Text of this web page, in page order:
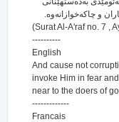
و چاکه‌خوازانه‌وه‌.
(Surat Al-A'raf no. 7 ,
----------
English
And cause not
invoke Him in fear
near to the doers of
-------------
Francais